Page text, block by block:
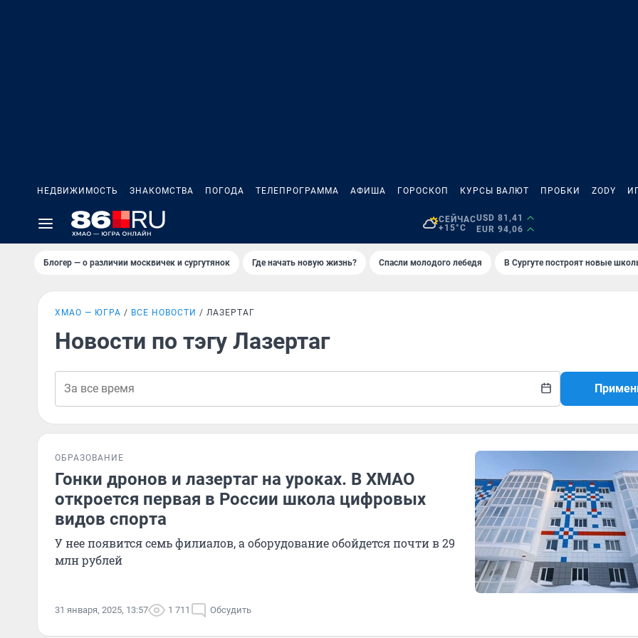
НЕДВИЖИМОСТЬ ЗНАКОМСТВА ПОГОДА ТЕЛЕПРОГРАММА АФИША ГОРОСКОП КУРСЫ ВАЛЮТ ПРОБКИ ZODY
СЕЙЧАС
+15°C
USD 81,41
EUR 94,06
Блогер — о различии москвичек и сургутянок Где начать новую жизнь? Спасли молодого лебедя В Сургуте построят новые
ХМАО — ЮГРА ВСЕ НОВОСТИ ЛАЗЕРТАГ
Новости по тэгу Лазертаг
ОБРАЗОВАНИЕ
Гонки дронов и лазертаг на уроках. В ХМАО
откроется первая в России школа цифровых
видов спорта
У нее появится семь филиалов, а оборудование обойдется почти в 29
млн рублей
31 января, 2025, 13:57 1 711 Обсудить